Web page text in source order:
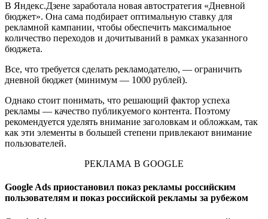
В Яндекс.Дзене заработала новая автостратегия «Дневной
бюджет». Она сама подбирает оптимальную ставку для
рекламной кампании, чтобы обеспечить максимальное
количество переходов и дочитываний в рамках указанного
бюджета.
Все, что требуется сделать рекламодателю, — ограничить
дневной бюджет (минимум — 1000 рублей).
Однако стоит понимать, что решающий фактор успеха
рекламы — качество публикуемого контента. Поэтому
рекомендуется уделять внимание заголовкам и обложкам, так
как эти элементы в большей степени привлекают внимание
пользователей.
РЕКЛАМА В GOOGLE
Google Ads приостановил показ рекламы российским
пользователям и показ российской рекламы за рубежом